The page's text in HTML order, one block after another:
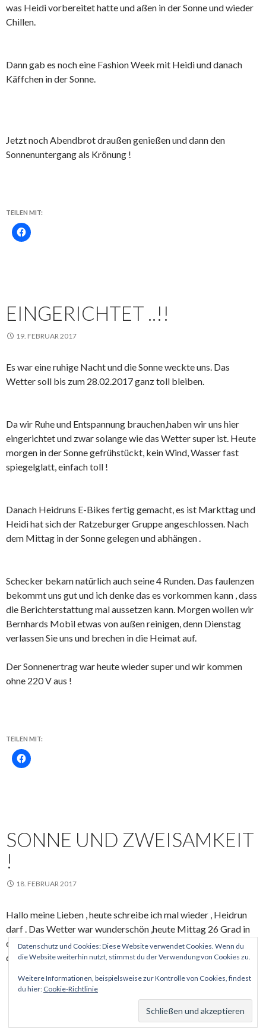
was Heidi vorbereitet hatte und aßen in der Sonne und wieder
Chillen.
Dann gab es noch eine Fashion Week mit Heidi und danach
Käffchen in der Sonne.
Jetzt noch Abendbrot draußen genießen und dann den
Sonnenuntergang als Krönung !
TEILEN MIT:
EINGERICHTET ..!!
19. FEBRUAR 2017
Es war eine ruhige Nacht und die Sonne weckte uns. Das
Wetter soll bis zum 28.02.2017 ganz toll bleiben.
Da wir Ruhe und Entspannung brauchen,haben wir uns hier
eingerichtet und zwar solange wie das Wetter super ist. Heute
morgen in der Sonne gefrühstückt, kein Wind, Wasser fast
spiegelglatt, einfach toll !
Danach Heidruns E-Bikes fertig gemacht, es ist Markttag und
Heidi hat sich der Ratzeburger Gruppe angeschlossen. Nach
dem Mittag in der Sonne gelegen und abhängen .
Schecker bekam natürlich auch seine 4 Runden. Das faulenzen
bekommt uns gut und ich denke das es vorkommen kann , dass
die Berichterstattung mal aussetzen kann. Morgen wollen wir
Bernhards Mobil etwas von außen reinigen, denn Dienstag
verlassen Sie uns und brechen in die Heimat auf.
Der Sonnenertrag war heute wieder super und wir kommen
ohne 220 V aus !
TEILEN MIT:
SONNE UND ZWEISAMKEIT
!
18. FEBRUAR 2017
Hallo meine Lieben , heute schreibe ich mal wieder , Heidrun
darf . Das Wetter war wunderschön ,heute Mittag 26 Grad in
der Sonne , kein Wind . Wir stehen direkt am Meer und haben
draußen gegessen und geschlafen .
Datenschutz und Cookies: Diese Website verwendet Cookies. Wenn du
die Website weiterhin nutzt, stimmst du der Verwendung von Cookies zu.
Weitere Informationen, beispielsweise zur Kontrolle von Cookies, findest
du hier: Cookie-Richtlinie